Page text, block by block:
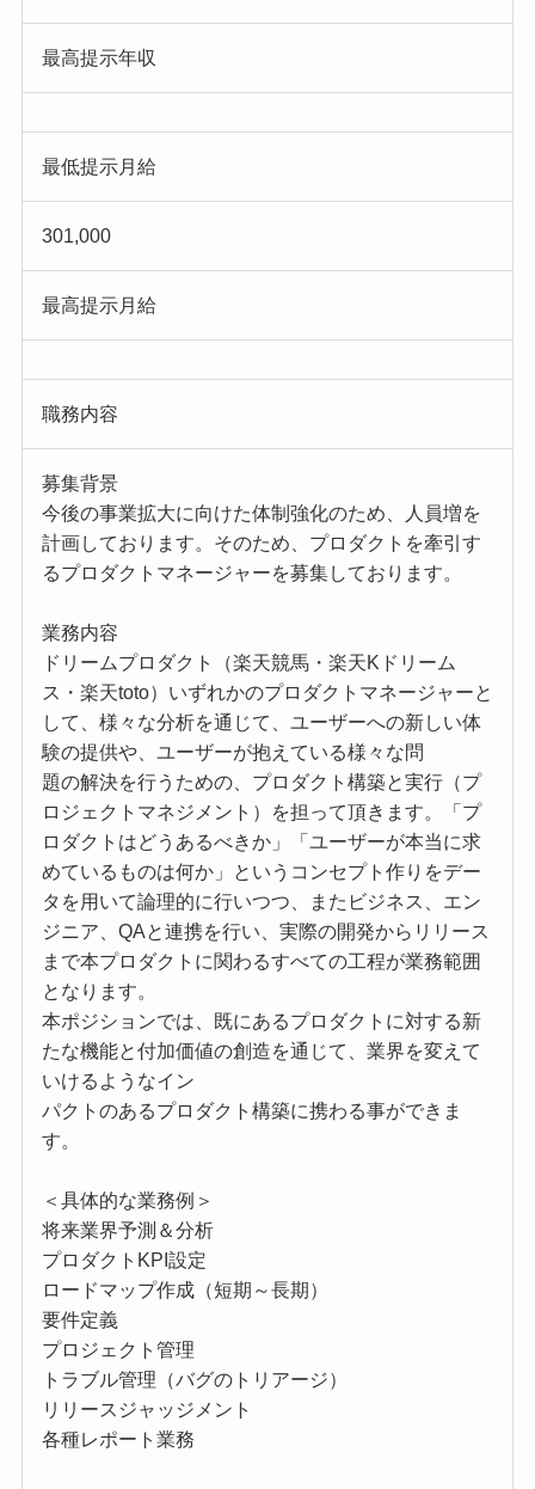
最高提示年収
最低提示月給
301,000
最高提示月給
職務内容
募集背景
今後の事業拡大に向けた体制強化のため、人員増を
計画しております。そのため、プロダクトを牽引す
るプロダクトマネージャーを募集しております。
業務内容
ドリームプロダクト（楽天競馬・楽天Kドリーム
ス・楽天toto）いずれかのプロダクトマネージャーと
して、様々な分析を通じて、ユーザーへの新しい体
験の提供や、ユーザーが抱えている様々な問
題の解決を行うための、プロダクト構築と実行（プ
ロジェクトマネジメント）を担って頂きます。「プ
ロダクトはどうあるべきか」「ユーザーが本当に求
めているものは何か」というコンセプト作りをデー
タを用いて論理的に行いつつ、またビジネス、エン
ジニア、QAと連携を行い、実際の開発からリリース
まで本プロダクトに関わるすべての工程が業務範囲
となります。
本ポジションでは、既にあるプロダクトに対する新
たな機能と付加価値の創造を通じて、業界を変えて
いけるようなイン
パクトのあるプロダクト構築に携わる事ができま
す。
＜具体的な業務例＞
将来業界予測＆分析
プロダクトKPI設定
ロードマップ作成（短期～長期）
要件定義
プロジェクト管理
トラブル管理（バグのトリアージ）
リリースジャッジメント
各種レポート業務